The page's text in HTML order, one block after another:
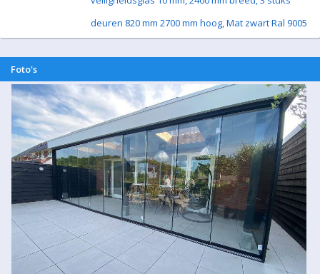
deuren 820 mm 2700 mm hoog, Mat zwart Ral 9005
Foto's